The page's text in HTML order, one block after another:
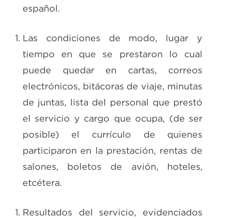
español.
Las condiciones de modo, lugar y
tiempo en que se prestaron lo cual
puede quedar en cartas, correos
electrónicos, bitácoras de viaje, minutas
de juntas, lista del personal que prestó
el servicio y cargo que ocupa, (de ser
posible) el currículo de quienes
participaron en la prestación, rentas de
salones, boletos de avión, hoteles,
etcétera.
Resultados del servicio, evidenciados